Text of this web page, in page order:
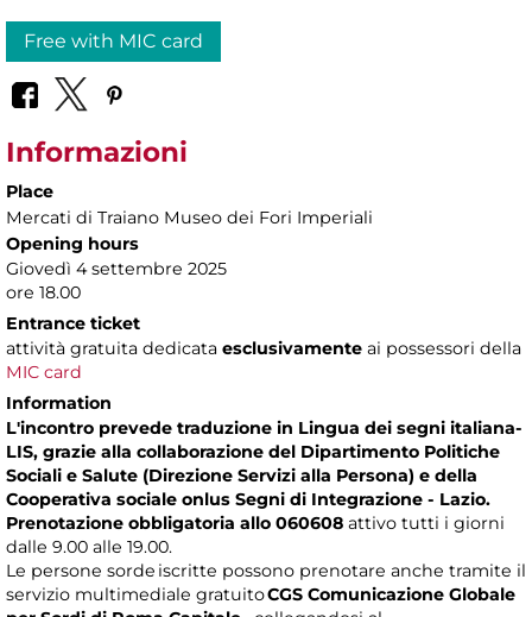
Free with MIC card
Informazioni
Place
Mercati di Traiano Museo dei Fori Imperiali
Opening hours
Giovedì 4 settembre 2025
ore 18.00
Entrance ticket
attività gratuita dedicata esclusivamente ai possessori della
MIC card
Information
L'incontro prevede traduzione in Lingua dei segni italiana-
LIS, grazie alla collaborazione del Dipartimento Politiche
Sociali e Salute (Direzione Servizi alla Persona) e della
Cooperativa sociale onlus Segni di Integrazione - Lazio.
Prenotazione obbligatoria allo 060608 attivo tutti i giorni
dalle 9.00 alle 19.00.
Le persone sorde iscritte possono prenotare anche tramite il
servizio multimediale gratuitoCGS Comunicazione Globale